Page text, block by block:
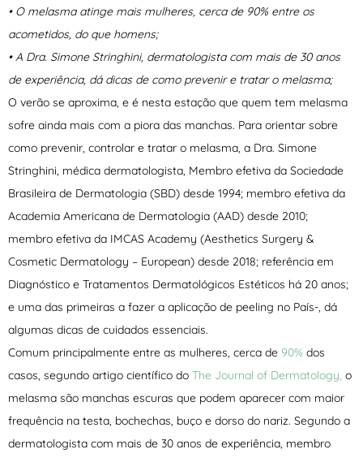
• O melasma atinge mais mulheres, cerca de 90% entre os
acometidos, do que homens;
• A Dra. Simone Stringhini, dermatologista com mais de 30 anos
de experiência, dá dicas de como prevenir e tratar o melasma;
O verão se aproxima, e é nesta estação que quem tem melasma
sofre ainda mais com a piora das manchas. Para orientar sobre
como prevenir, controlar e tratar o melasma, a Dra. Simone
Stringhini, médica dermatologista, Membro efetiva da Sociedade
Brasileira de Dermatologia (SBD) desde 1994; membro efetiva da
Academia Americana de Dermatologia (AAD) desde 2010;
membro efetiva da IMCAS Academy (Aesthetics Surgery &
Cosmetic Dermatology – European) desde 2018; referência em
Diagnóstico e Tratamentos Dermatológicos Estéticos há 20 anos;
e uma das primeiras a fazer a aplicação de peeling no País-, dá
algumas dicas de cuidados essenciais.
Comum principalmente entre as mulheres, cerca de 90% dos
casos, segundo artigo científico do The Journal of Dermatology, o
melasma são manchas escuras que podem aparecer com maior
frequência na testa, bochechas, buço e dorso do nariz. Segundo a
dermatologista com mais de 30 anos de experiência, membro